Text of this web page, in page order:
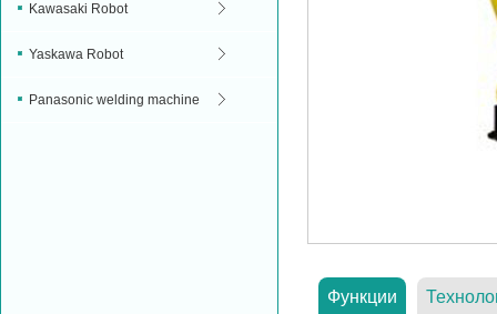
Kawasaki Robot
Yaskawa Robot
Panasonic welding machine
Функции